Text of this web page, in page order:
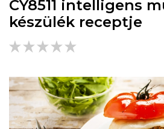
CY8511 intelligens
készülék receptje